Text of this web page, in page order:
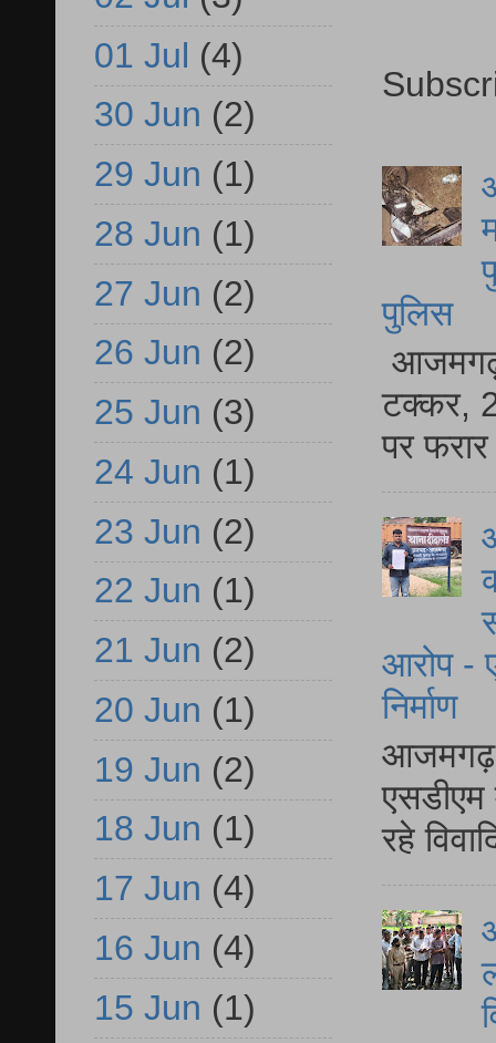
पुलिस
आजमगढ़
टक्कर,
पर
आरोप -
निर्माण
आजमगढ़
एसडीएम
रहे
01 Jul (4)
30 Jun (2)
29 Jun (1)
28 Jun (1)
27 Jun (2)
26 Jun (2)
25 Jun (3)
24 Jun (1)
23 Jun (2)
22 Jun (1)
21 Jun (2)
20 Jun (1)
19 Jun (2)
18 Jun (1)
17 Jun (4)
16 Jun (4)
15 Jun (1)